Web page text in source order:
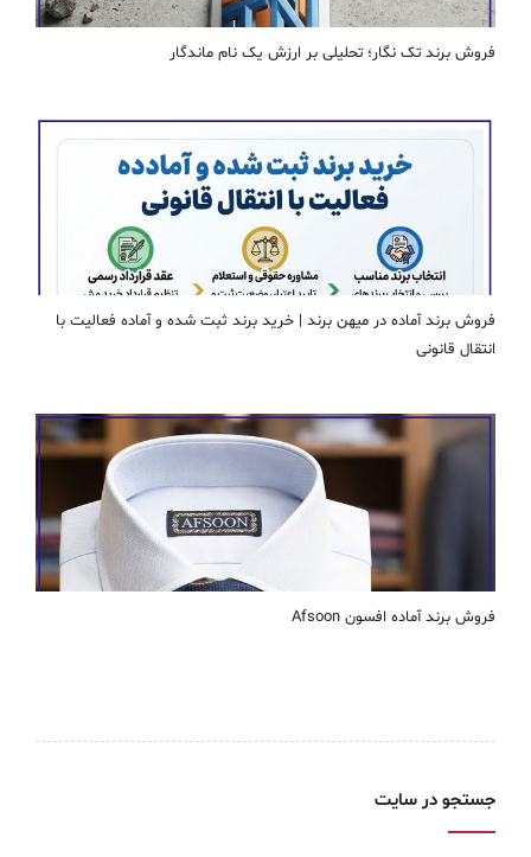
فروش برند تک نگار؛ تحلیلی بر ارزش یک نام ماندگار
فروش برند آماده در میهن برند | خرید برند ثبت شده و آماده فعالیت با
انتقال قانونی
فروش برند آماده افسون Afsoon
جستجو در سایت